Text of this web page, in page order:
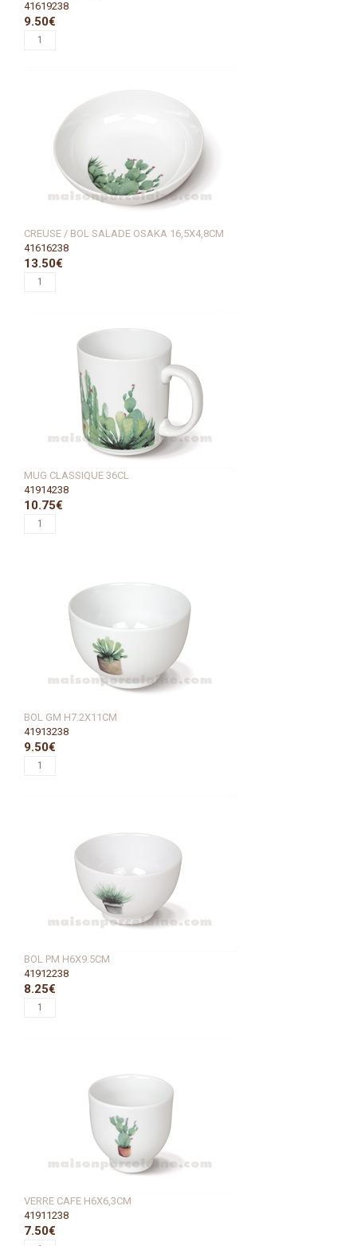
41619238
9.50€
CREUSE / BOL SALADE OSAKA 16,5X4,8CM
41616238
13.50€
MUG CLASSIQUE 36CL
41914238
10.75€
BOL GM H7.2X11CM
41913238
9.50€
BOL PM H6X9.5CM
41912238
8.25€
VERRE CAFE H6X6,3CM
41911238
7.50€